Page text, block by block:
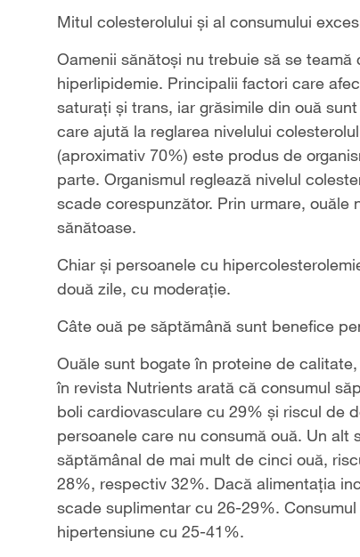
Mitul colesterolului și al consumului
Oamenii sănătoși nu trebuie să se
hiperlipidemie. Principalii factori care
saturați și trans, iar grăsimile din ouă
care ajută la reglarea nivelului
(aproximativ 70%) este produs de
parte. Organismul reglează nivelul
scade corespunzător. Prin urmare,
sănătoase.
Chiar și persoanele cu
două zile, cu moderație.
Câte ouă pe săptămână sunt benefice
Ouăle sunt bogate în proteine de
în revista Nutrients arată că consumul
boli cardiovasculare cu 29% și riscul de
persoanele care nu consumă ouă. Un
săptămânal de mai mult de cinci ouă,
28%, respectiv 32%. Dacă alimentația
scade suplimentar cu 26-29%.
hipertensiune cu 25-41%.